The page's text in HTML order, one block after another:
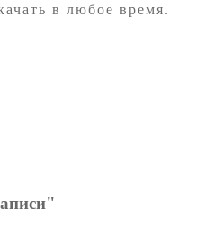
в любое время.